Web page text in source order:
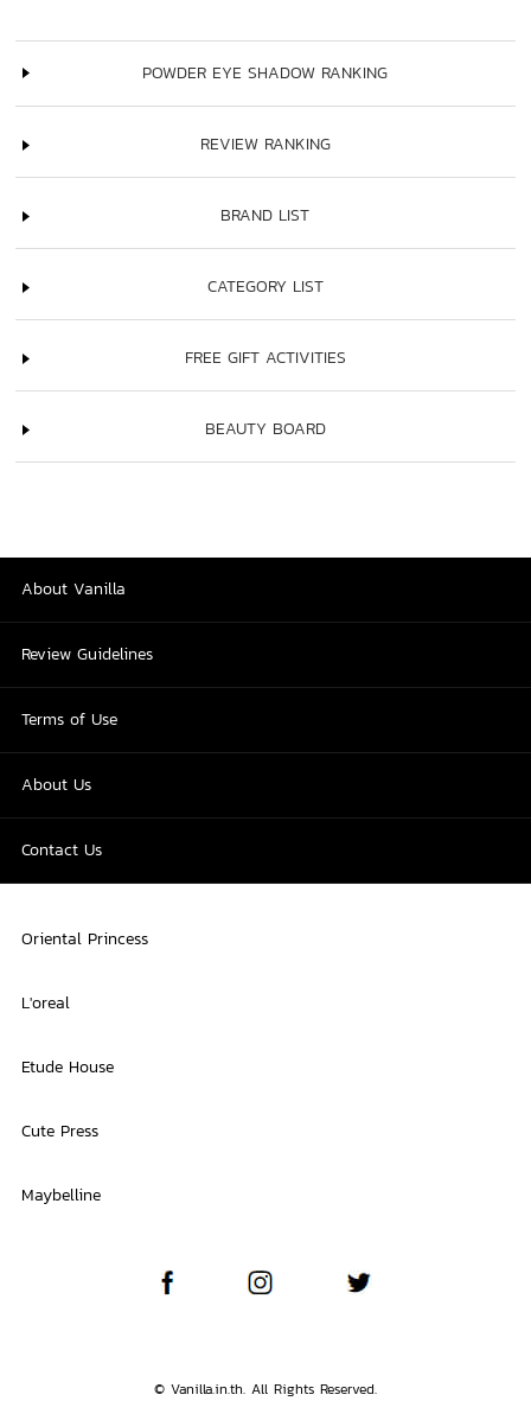
POWDER EYE SHADOW RANKING
REVIEW RANKING
BRAND LIST
CATEGORY LIST
FREE GIFT ACTIVITIES
BEAUTY BOARD
About Vanilla
Review Guidelines
Terms of Use
About Us
Contact Us
Oriental Princess
L'oreal
Etude House
Cute Press
Maybelline
© Vanilla.in.th. All Rights Reserved.